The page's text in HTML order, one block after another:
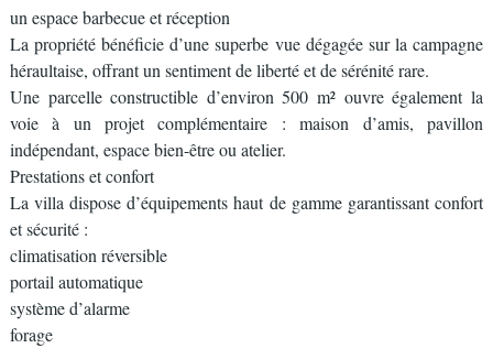
un espace barbecue et réception
La propriété bénéficie d’une superbe vue dégagée sur la campagne
héraultaise, offrant un sentiment de liberté et de sérénité rare.
Une parcelle constructible d’environ 500 m² ouvre également la
voie à un projet complémentaire : maison d’amis, pavillon
indépendant, espace bien-être ou atelier.
Prestations et confort
La villa dispose d’équipements haut de gamme garantissant confort
et sécurité :
climatisation réversible
portail automatique
système d’alarme
forage